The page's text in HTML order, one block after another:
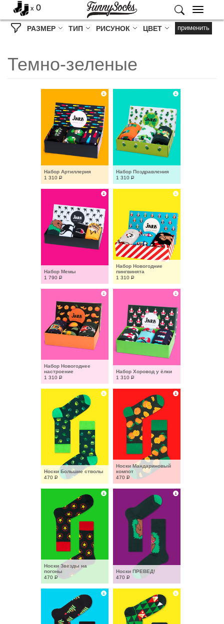
Меню
x 0
РАЗМЕР ТИП РИСУНОК ЦВЕТ применить
Темно-зеленые
Набор Артиллерия
1 310 Р
Набор Поздравления
1 310 Р
Набор Мемы
1 790 Р
Набор Новогодние
пингвинята
1 310 Р
Набор Новогоднее
настроение
1 310 Р
Набор Хоровод у ёлки
1 310 Р
Носки Большие стволы
470 Р
Носки Мандариновый
компот
470 Р
Носки Звезды на
погоны
470 Р
Носки ПРЕВЕД!
470 Р